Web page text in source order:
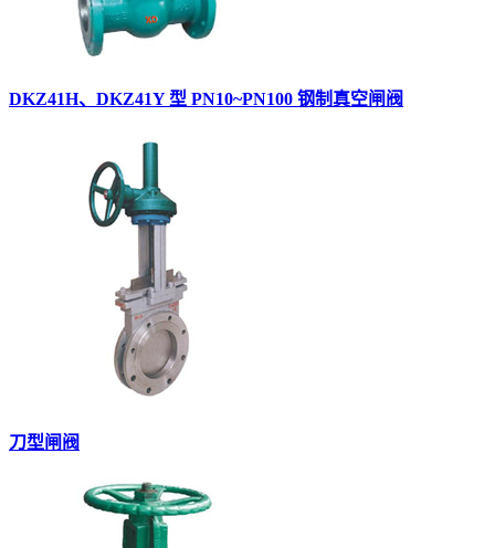
DKZ41H、DKZ41Y 型 PN10~PN100 钢制真空闸阀
刀型闸阀